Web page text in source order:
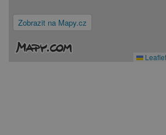
Zobrazit na Mapy.cz
Leaflet